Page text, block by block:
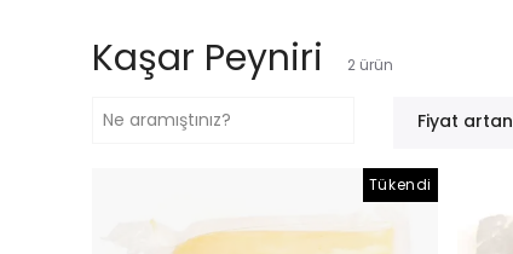
Kaşar Peyniri 2 ürün
Fiyat artan
Tükendi